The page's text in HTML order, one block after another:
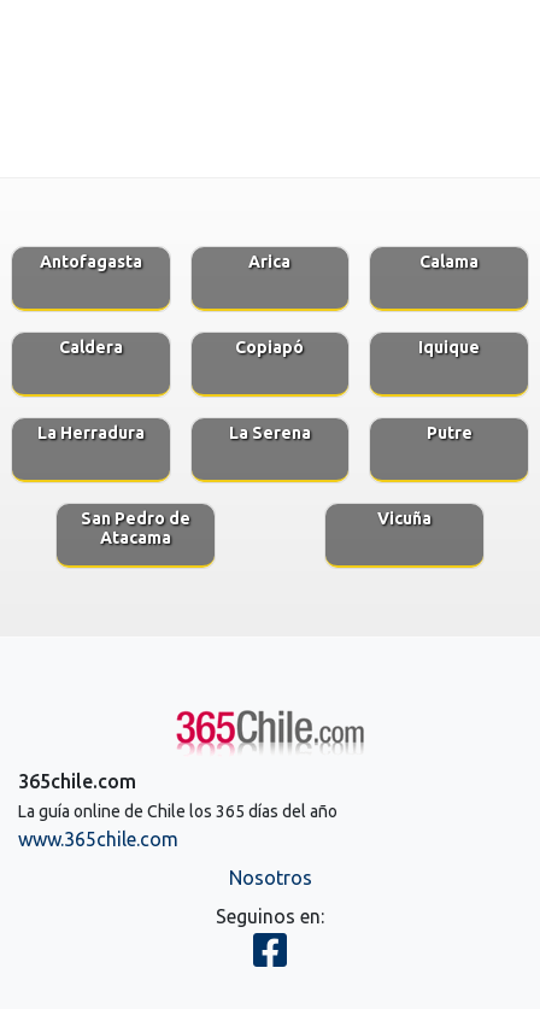
Antofagasta Arica Calama
Caldera Copiapó Iquique
La Herradura La Serena Putre
San Pedro de
Atacama
Vicuña
365chile.com
La guía online de Chile los 365 días del año
www.365chile.com
Nosotros
Seguinos en: